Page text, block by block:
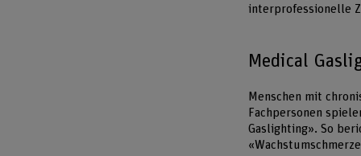
interprofessionelle
Medical
Menschen mit
Fachpersonen
Gaslighting». So